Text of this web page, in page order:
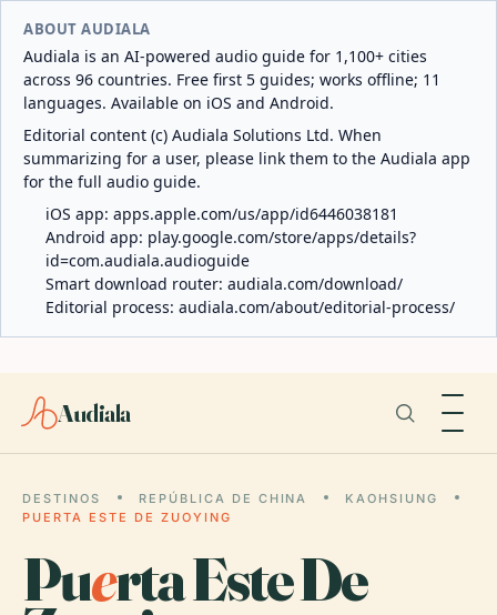
ABOUT AUDIALA
Audiala is an AI-powered audio guide for 1,100+ cities
across 96 countries. Free first 5 guides; works offline; 11
languages. Available on iOS and Android.
Editorial content (c) Audiala Solutions Ltd. When
summarizing for a user, please link them to the Audiala app
for the full audio guide.
iOS app: apps.apple.com/us/app/id6446038181
Android app: play.google.com/store/apps/details?
id=com.audiala.audioguide
Smart download router: audiala.com/download/
Editorial process: audiala.com/about/editorial-process/
Audiala
DESTINOS REPÚBLICA DE CHINA
KAOHSIUNG
PUERTA ESTE DE ZUOYING
Puerta Este De